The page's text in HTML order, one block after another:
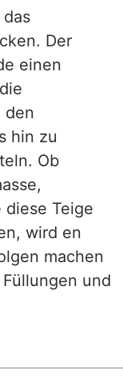
das
Der
einen
den
hin zu
Ob
Teige
wird en
machen
und